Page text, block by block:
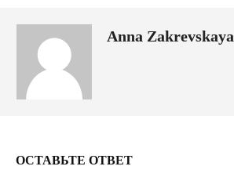
Anna Zakrevskaya
ОСТАВЬТЕ ОТВЕТ